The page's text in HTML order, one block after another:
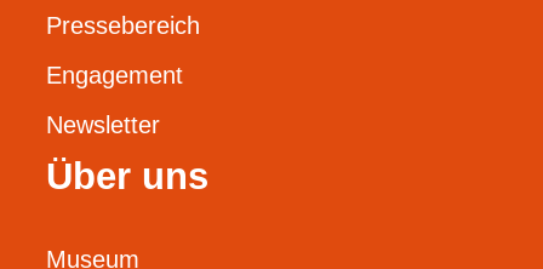
Pressebereich
Engagement
Newsletter
Über uns
Museum